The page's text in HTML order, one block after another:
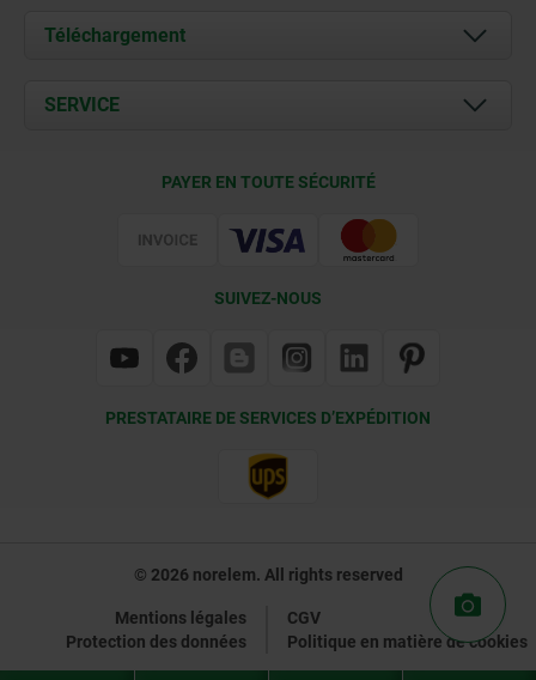
À propos de nous
Contact
Téléchargement
Documents
SERVICE
PAYER EN TOUTE SÉCURITÉ
SUIVEZ-NOUS
PRESTATAIRE DE SERVICES D’EXPÉDITION
© 2026 norelem. All rights reserved
Mentions légales
CGV
Protection des données
Politique en matière de cookies